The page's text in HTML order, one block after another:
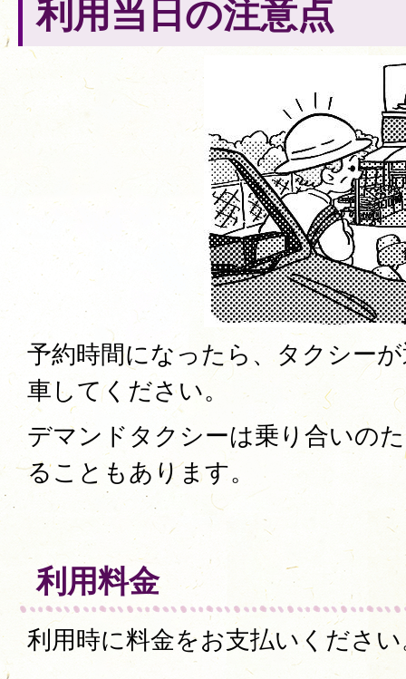
利用当日の注意点
予約時間になったら、タクシー
車してください。
デマンドタクシーは乗り合いの
ることもあります。
利用料金
利用時に料金をお支払いくださ